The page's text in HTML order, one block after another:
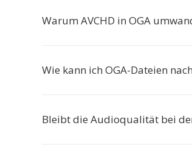
Warum AVCHD in OGA
Wie kann ich OGA-Dateien
Bleibt die Audioqualität bei